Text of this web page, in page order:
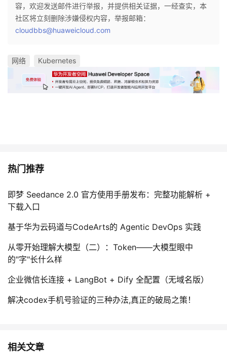
容，欢迎发送邮件进行举报，并提供相关证据，一经查实，本
社区将立刻删除涉嫌侵权内容，举报邮箱：
cloudbbs@huaweicloud.com
网络 Kubernetes
热门推荐
即梦 Seedance 2.0 官方使用手册发布：完整功能解析 +
下载入口
基于华为云码道与CodeArts的 Agentic DevOps 实践
从零开始理解大模型（二）：Token——大模型眼中
的"字"长什么样
企业微信长连接 + LangBot + Dify 全配置（无域名版）
解决codex手机号验证的三种办法,真正的破局之策！
相关文章